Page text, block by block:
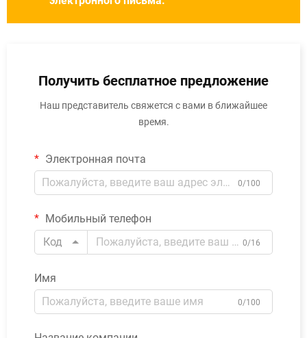
Получить бесплатное предложение
Наш представитель свяжется с вами в ближайшее
время.
Электронная почта
0/100
Мобильный телефон
Код
0/16
Имя
0/100